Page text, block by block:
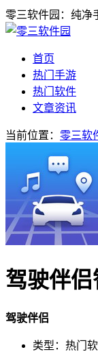
零三软件园：纯净
首页
热门手游
热门软件
文章资讯
当前位置： 零三软
驾驶伴侣
驾驶伴侣
类型：热门